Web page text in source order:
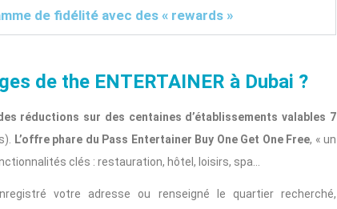
de fidélité avec des « rewards »
de the ENTERTAINER à Dubai ?
réductions sur des centaines d’établissements valables 7
L’offre phare du Pass Entertainer Buy One Get One Free, « un
clés : restauration, hôtel, loisirs, spa…
votre adresse ou renseigné le quartier recherché,